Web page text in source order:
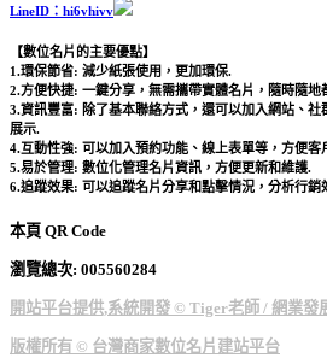
LineID：hi6vhivv
【數位名片的主要優點】
1.環保節省: 減少紙張使用，更加環保.
2.方便快捷: 一鍵分享，無需攜帶實體名片，隨時隨地
3.資訊豐富: 除了基本聯絡方式，還可以加入網站、
展示.
4.互動性強: 可以加入預約功能、線上表單等，方便客
5.易於管理: 數位化管理名片資訊，方便更新和維護.
6.追蹤效果: 可以追蹤名片分享和點擊情況，分析行銷
本頁 QR Code
瀏覽總次: 005560284
開站平台提供,系統開發 © Tiger老師 / 網業發
版權所有 © 台灣商家數位名片建站平台